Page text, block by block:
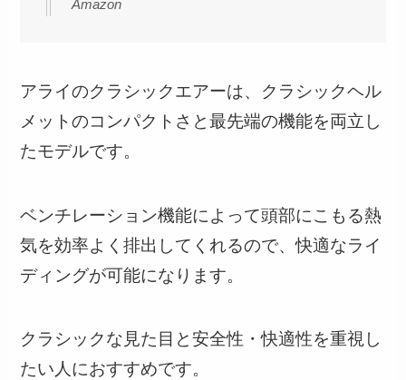
Amazon
アライのクラシックエアーは、クラシックヘル
メットのコンパクトさと最先端の機能を両立し
たモデルです。
ベンチレーション機能によって頭部にこもる熱
気を効率よく排出してくれるので、快適なライ
ディングが可能になります。
クラシックな見た目と安全性・快適性を重視し
たい人におすすめです。